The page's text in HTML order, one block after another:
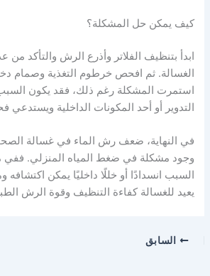
كيف يمكن حل المشكلة؟
ابدأ بتنظيف الفلاتر وأذرع الرش والتأكد
الغسالة. ثم افحص خرطوم التغذية وصمام
استمرت المشكلة رغم ذلك، فقد يكون
التدوير أو أحد المكونات الداخلية
في النهاية، ضعف رش الماء في غسالة
وجود مشكلة في ضغط المياه المنزلي. ففي
السبب انسدادًا أو خللًا داخليًا يمكن اكتشافه
يعيد للغسالة كفاءة التنظيف وقوة الرش
السابق